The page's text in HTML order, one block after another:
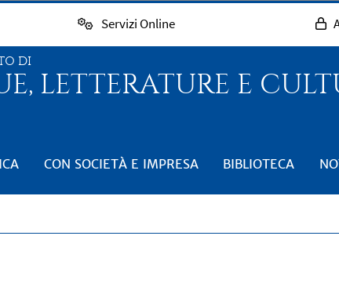
Servizi Online
DI
LETTERATURE E
CON SOCIETÀ E IMPRESA BIBLIOTECA